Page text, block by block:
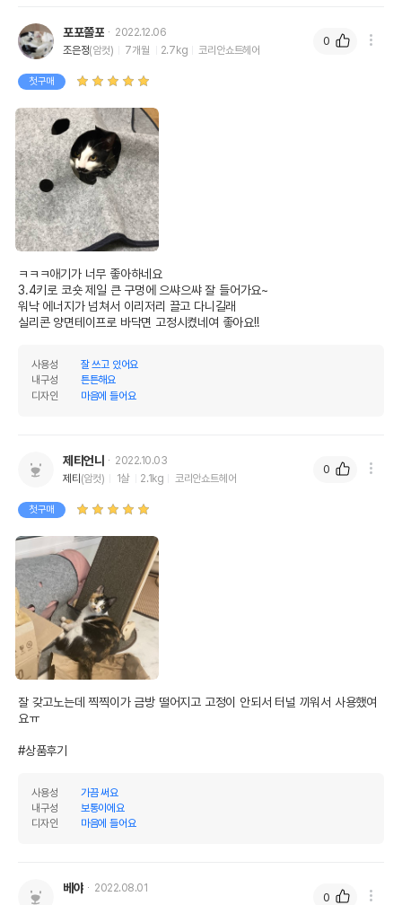
상품 필수 정보
품명 및 모델명
법에 의한 인증,허가 등을
받았음을 확인할수 있는
경우 그에 대한 사항
상세페이지 참조
제조국 또는 원산지 대한민국
제조자,수입품의 경우
수입자를 함께 표기
유통기한
유통기한이 최소 2026.12.05이거나 그
포포쫄포
2022.12.06
조은정(암컷) 7개월 2.7kg 코리안쇼트헤어
첫구매
ㅋㅋㅋ애기가 너무 좋아하네요
3.4키로 코숏 제일 큰 구멍에 으쌰으쌰 잘 들어가요~
워낙 에너지가 넘쳐서 이리저리 끌고 다니길래
실리콘 양면테이프로 바닥면 고정시켰네여 좋아요!!
사용성
잘 쓰고 있어요
내구성
튼튼해요
디자인
마음에 들어요
0
제티언니
2022.10.03
제티(암컷) 1살 2.1kg 코리안쇼트헤어
첫구매
잘 갖고노는데 찍찍이가 금방 떨어지고 고정이 안되서 터널 끼워서 사용했여
요ㅠ
#상품후기
사용성
가끔 써요
내구성
보통이에요
디자인
마음에 들어요
0
베야 2022.08.01
0